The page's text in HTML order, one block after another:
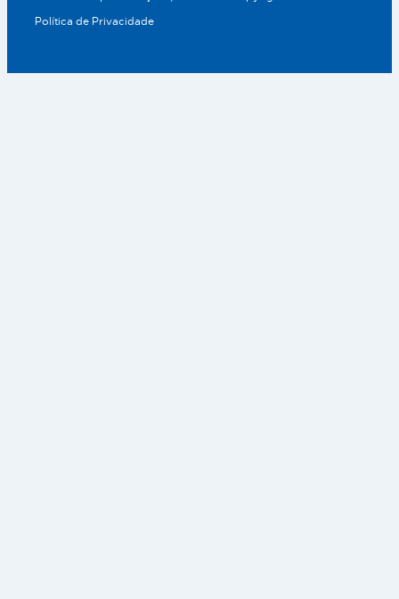
Política de Privacidade